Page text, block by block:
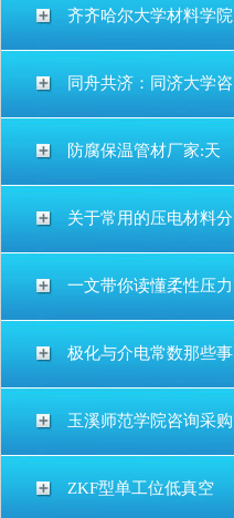
齐齐哈尔大学材料学院
同舟共济：同济大学咨
防腐保温管材厂家:天
关于常用的压电材料分
一文带你读懂柔性压力
极化与介电常数那些事
玉溪师范学院咨询采购
ZKF型单工位低真空